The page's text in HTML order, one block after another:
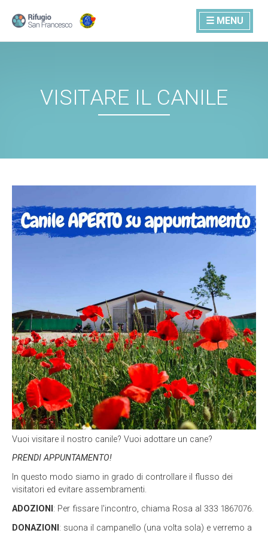
☰ MENU
VISITARE IL CANILE
Vuoi visitare il nostro canile? Vuoi adottare un cane?
PRENDI APPUNTAMENTO!
In questo modo siamo in grado di controllare il flusso dei
visitatori ed evitare assembramenti.
ADOZIONI : Per fissare l'incontro, chiama Rosa al 333 1867076.
DONAZIONI : suona il campanello (una volta sola) e verremo a